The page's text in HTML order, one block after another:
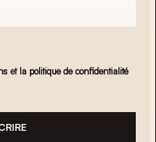
et la politique de confidentialité